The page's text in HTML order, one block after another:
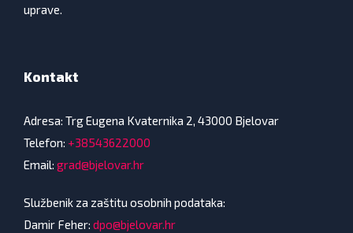
uprave.
Kontakt
Adresa: Trg Eugena Kvaternika 2, 43000 Bjelovar
Telefon: +38543622000
Email: grad@bjelovar.hr
Službenik za zaštitu osobnih podataka:
Damir Feher: dpo@bjelovar.hr